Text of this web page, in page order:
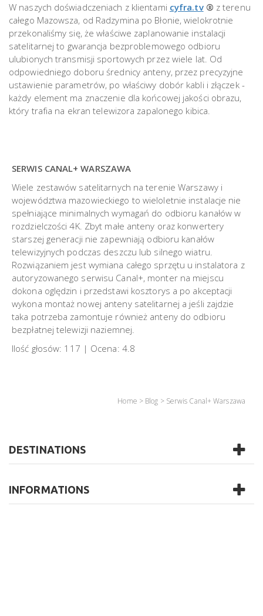
W naszych doświadczeniach z klientami cyfra.tv® z terenu
całego Mazowsza, od Radzymina po Błonie, wielokrotnie
przekonaliśmy się, że właściwe zaplanowanie instalacji
satelitarnej to gwarancja bezproblemowego odbioru
ulubionych transmisji sportowych przez wiele lat. Od
odpowiedniego doboru średnicy anteny, przez precyzyjne
ustawienie parametrów, po właściwy dobór kabli i złączek -
każdy element ma znaczenie dla końcowej jakości obrazu,
który trafia na ekran telewizora zapalonego kibica.
SERWIS CANAL+ WARSZAWA
Wiele zestawów satelitarnych na terenie Warszawy i
województwa mazowieckiego to wieloletnie instalacje nie
spełniające minimalnych wymagań do odbioru kanałów w
rozdzielczości 4K. Zbyt małe anteny oraz konwertery
starszej generacji nie zapewniają odbioru kanałów
telewizyjnych podczas deszczu lub silnego wiatru.
Rozwiązaniem jest wymiana całego sprzętu u instalatora z
autoryzowanego serwisu Canal+, monter na miejscu
dokona oględzin i przedstawi kosztorys a po akceptacji
wykona montaż nowej anteny satelitarnej a jeśli zajdzie
taka potrzeba zamontuje również anteny do odbioru
bezpłatnej telewizji naziemnej.
Ilość głosów: 117 | Ocena: 4.8
Home > Blog > Serwis Canal+ Warszawa
DESTINATIONS
INFORMATIONS